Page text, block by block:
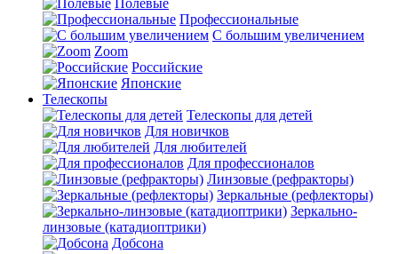
Полевые
Профессиональные
С большим увеличением
Zoom
Российские
Японские
Телескопы
Телескопы для детей
Для новичков
Для любителей
Для профессионалов
Линзовые (рефракторы)
Зеркальные (рефлекторы)
Зеркально-
линзовые (катадиоптрики)
Добсона